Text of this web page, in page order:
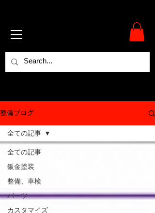
整備ブログ
全ての記事
鈑金塗装
整備、車検
パーツ
カスタマイズ
全ての記事